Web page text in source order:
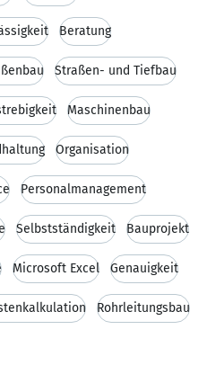
Beratung
Straßen- und Tiefbau
Maschinenbau
Organisation
Personalmanagement
Selbstständigkeit Bauprojekt
Microsoft Excel Genauigkeit
Rohrleitungsbau